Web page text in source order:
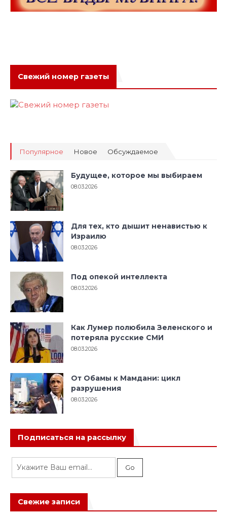
Свежий номер газеты
Популярное Новое Обсуждаемое
Будущее, которое мы выбираем
08.03.2026
Для тех, кто дышит ненавистью к
Израилю
08.03.2026
Под опекой интеллекта
08.03.2026
Как Лумер полюбила Зеленского и
потеряла русские СМИ
08.03.2026
От Обамы к Мамдани: цикл
разрушения
08.03.2026
Подписаться на рассылку
Свежие записи